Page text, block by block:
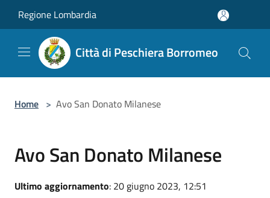
Regione Lombardia
Città di Peschiera Borromeo
Home > Avo San Donato Milanese
Avo San Donato Milanese
Ultimo aggiornamento: 20 giugno 2023, 12:51